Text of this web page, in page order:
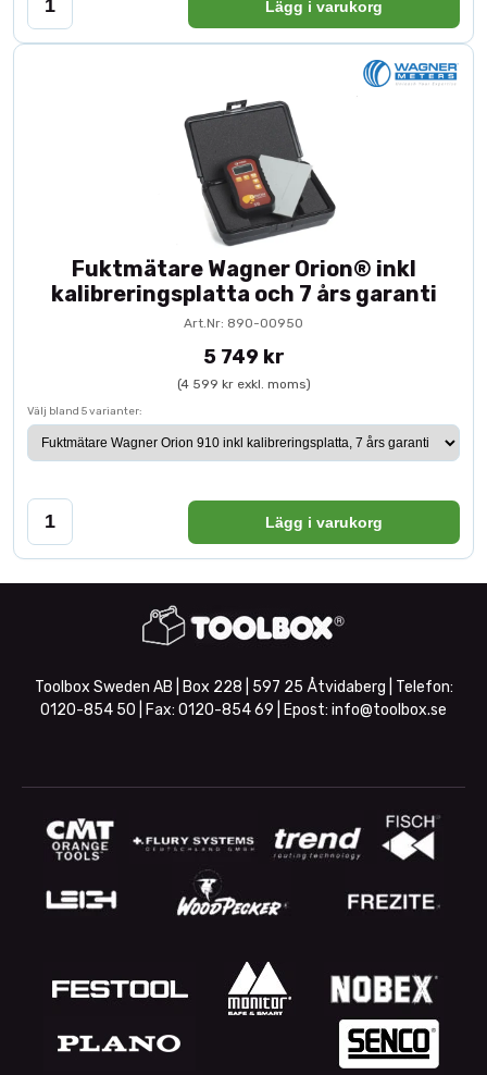
Lägg i varukorg
Fuktmätare Wagner Orion® inkl
kalibreringsplatta och 7 års garanti
Art.Nr: 890-00950
5 749 kr
(4 599 kr exkl. moms)
Välj bland 5 varianter:
Lägg i varukorg
Toolbox Sweden AB | Box 228 | 597 25 Åtvidaberg | Telefon:
0120-854 50 | Fax: 0120-854 69 | Epost: info@toolbox.se